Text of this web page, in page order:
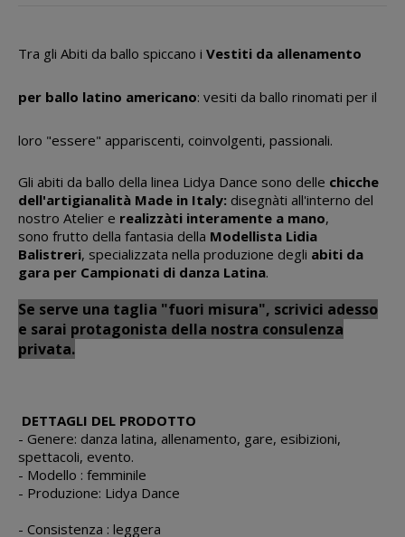
Tra gli Abiti da ballo spiccano i Vestiti da allenamento
per ballo latino americano: vesiti da ballo rinomati per il
loro "essere" appariscenti, coinvolgenti, passionali.
Gli abiti da ballo della linea Lidya Dance sono delle chicche
dell'artigianalità Made in Italy: disegnàti all'interno del
nostro Atelier e realizzàti interamente a mano,
sono frutto della fantasia della Modellista Lidia
Balistreri, specializzata nella produzione degli abiti da
gara per Campionati di danza Latina.
Se serve una taglia "fuori misura", scrivici adesso
e sarai protagonista della nostra consulenza
privata.
DETTAGLI DEL PRODOTTO
- Genere: danza latina, allenamento, gare, esibizioni,
spettacoli, evento.
- Modello : femminile
- Produzione: Lidya Dance
- Consistenza : leggera